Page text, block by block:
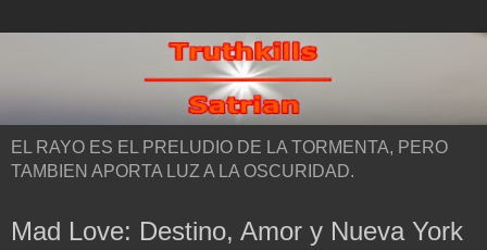
EL RAYO ES EL PRELUDIO DE LA TORMENTA, PERO
TAMBIEN APORTA LUZ A LA OSCURIDAD.
Mad Love: Destino, Amor y Nueva York